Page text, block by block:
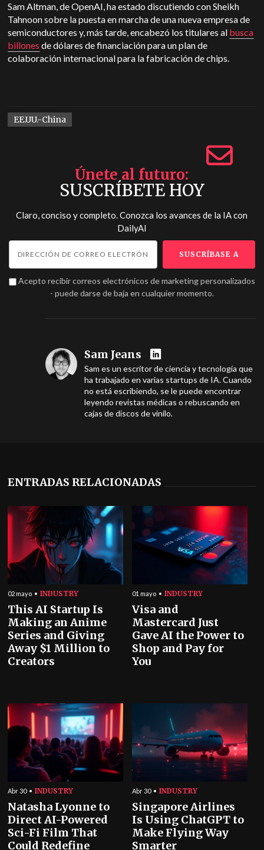
Sam Altman, de OpenAI, ha estado discutiendo con Sheikh
Tahnoon sobre la puesta en marcha de una nueva empresa de
semiconductores y, más tarde, encabezó los titulares al busca
billones de dólares de financiación para un plan de
colaboración internacional para la fabricación de chips.
EE.UU.-China
Únete al futuro
SUSCRÍBETE HOY
Claro, conciso y completo. Conozca los avances de la IA con
DailyAI
Acepto recibir correos electrónicos de marketing personalizados
- puede darse de baja en cualquier momento.
Sam Jeans
Sam es un escritor de ciencia y tecnología que
ha trabajado en varias startups de IA. Cuando
no está escribiendo, se le puede encontrar
leyendo revistas médicas o rebuscando en
cajas de discos de vinilo.
ENTRADAS RELACIONADAS
02 mayo INDUSTRY
This AI Startup Is
Making an Anime
Series and Giving
Away $1 Million to
Creators
01 mayo INDUSTRY
Visa and
Mastercard Just
Gave AI the Power to
Shop and Pay for
You
Abr 30 INDUSTRY
Natasha Lyonne to
Direct AI-Powered
Sci-Fi Film That
Could Redefine
Abr 30 INDUSTRY
Singapore Airlines
Is Using ChatGPT to
Make Flying Way
Smarter